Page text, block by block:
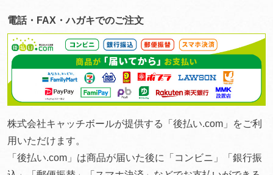
電話・FAX・ハガキでのご注文
株式会社キャッチボールが提供する「後払い.com」をご利
用いただけます。
「後払い.com」は商品が届いた後に「コンビニ」「銀行振